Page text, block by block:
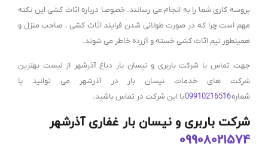
پروسه کاری شما را به انجام می رسانند. خصوصا درباره اثاث کشی این نکته
مهم است چرا که در صورت طولانی شدن فرایند اثاث کشی ، صاحب منزل و
همینطور تیم اثاث کشی خسته و آزرده خاطر می شوند.
جهت تماس با شرکت باربری و نیسان بار دباغ آذرشهر از لیست بهترین
شرکت های خدمات نیسان بار در آذرشهر می توانید با
شماره09910216516با این شرکت در تماس باشید.
شرکت باربری و نیسان بار غفاری آذرشهر
09908021574